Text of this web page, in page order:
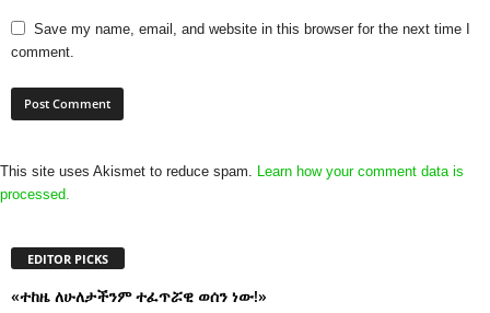
Save my name, email, and website in this browser for the next time I
comment.
This site uses Akismet to reduce spam. Learn how your comment data is
processed.
EDITOR PICKS
«ተከዜ ለሁለታችንም ተፈጥሯዊ ወሰን ነው!»